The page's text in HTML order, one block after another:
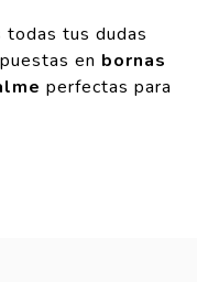
todas tus dudas
en bornas
perfectas para